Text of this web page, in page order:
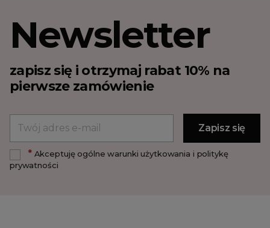
Newsletter
zapisz się i otrzymaj rabat 10% na
pierwsze zamówienie
*Akceptuję ogólne warunki użytkowania i politykę
prywatności